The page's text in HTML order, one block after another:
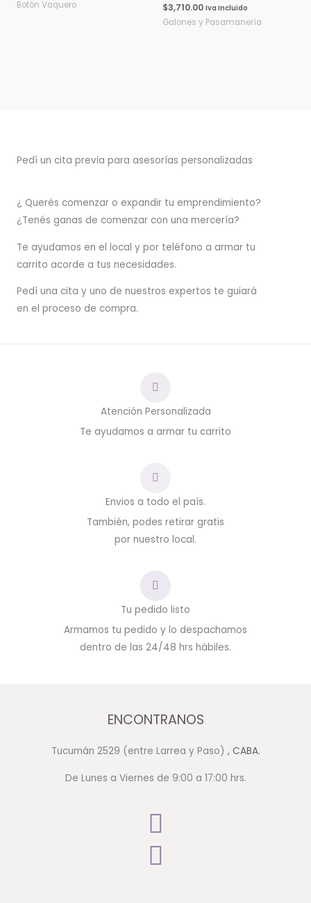
Botón Vaquero $3,710.00 Iva Incluido
Galones y Pasamanería
Pedí un cita previa para asesorías personalizadas
¿ Querés comenzar o expandir tu emprendimiento?
¿Tenés ganas de comenzar con una mercería?
Te ayudamos en el local y por teléfono a armar tu
carrito acorde a tus necesidades.
Pedí una cita y uno de nuestros expertos te guiará
en el proceso de compra.
Atención Personalizada
Te ayudamos a armar tu carrito
Envios a todo el país.
También, podes retirar gratis
por nuestro local.
Tu pedido listo
Armamos tu pedido y lo despachamos
dentro de las 24/48 hrs hábiles.
ENCONTRANOS
Tucumán 2529 (entre Larrea y Paso) , CABA.
De Lunes a Viernes de 9:00 a 17:00 hrs.